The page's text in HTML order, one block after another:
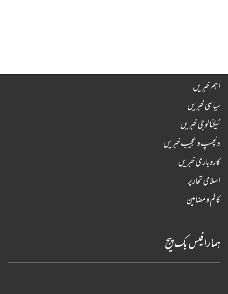
اہم خبریں
سیاسی خبریں
ٹیکنالوجی خبریں
دلچسپ و عجیب خبریں
کاروباری خبریں
اسلامی تحاریر
کالم و مضامین
ہمارا فیس بک پیج